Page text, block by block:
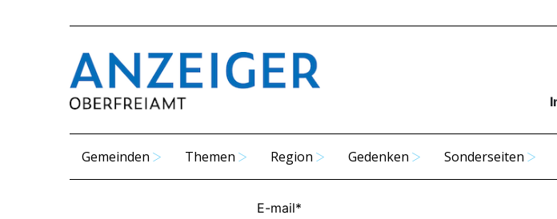
Gemeinden Themen Region Gedenken Sonderseiten
E-mail*